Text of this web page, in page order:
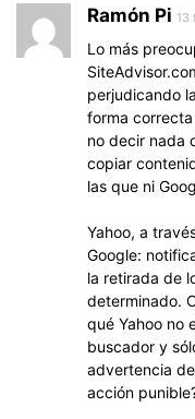
Ramón Pi 13
Lo más
perjudicando
forma
no decir nada
copiar
las que ni
Yahoo, a
Google:
la retirada de
determinado.
qué Yahoo no
buscador y
advertencia
acción